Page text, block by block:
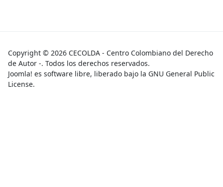
Copyright © 2026 CECOLDA - Centro Colombiano del Derecho
de Autor -. Todos los derechos reservados.
Joomla! es software libre, liberado bajo la GNU General Public
License.